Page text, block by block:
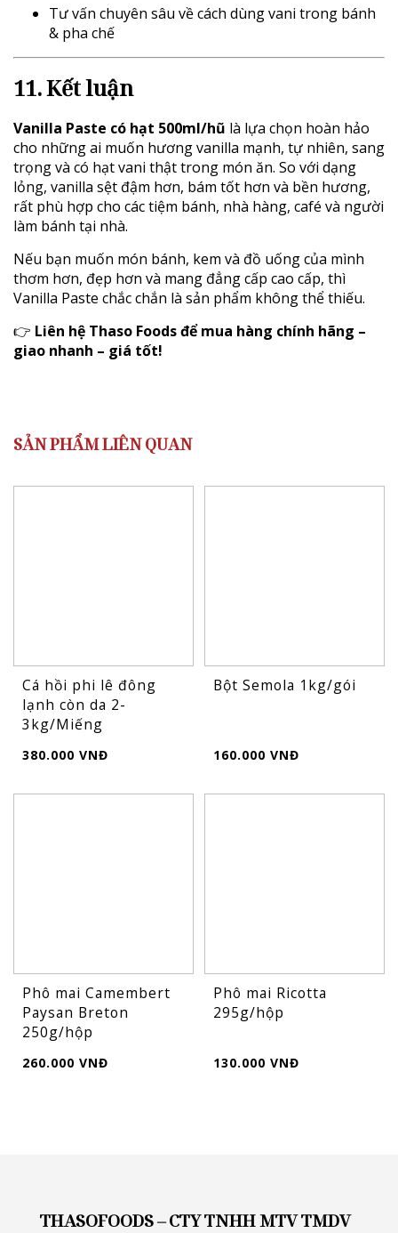
Tư vấn chuyên sâu về cách dùng vani trong bánh
& pha chế
11. Kết luận
Vanilla Paste có hạt 500ml/hũ là lựa chọn hoàn hảo
cho những ai muốn hương vanilla mạnh, tự nhiên, sang
trọng và có hạt vani thật trong món ăn. So với dạng
lỏng, vanilla sệt đậm hơn, bám tốt hơn và bền hương,
rất phù hợp cho các tiệm bánh, nhà hàng, café và người
làm bánh tại nhà.
Nếu bạn muốn món bánh, kem và đồ uống của mình
thơm hơn, đẹp hơn và mang đẳng cấp cao cấp, thì
Vanilla Paste chắc chắn là sản phẩm không thể thiếu.
👉 Liên hệ Thaso Foods để mua hàng chính hãng –
giao nhanh – giá tốt!
SẢN PHẨM LIÊN QUAN
Cá hồi phi lê đông
lạnh còn da 2-
3kg/Miếng
380.000 VNĐ
Bột Semola 1kg/gói
160.000 VNĐ
Phô mai Camembert
Paysan Breton
250g/hộp
260.000 VNĐ
Phô mai Ricotta
295g/hộp
130.000 VNĐ
THASOFOODS – CTY TNHH MTV TMDV